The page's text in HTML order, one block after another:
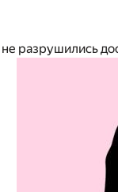
разрушились